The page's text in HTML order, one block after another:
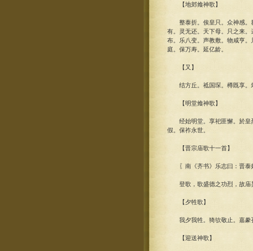
【地郊飨神歌】
整泰折。俟皇只。众神感。
有。灵无还。天下母。只之来
布。乐八变。声教敷。物咸亨
庭。保万寿。延亿龄。
【又】
结方丘。祗国琛。樽既享。俎
【明堂飨神歌】
经始明堂。享祀匪懈。於皇
假。保祚永世。
【晋宗庙歌十一首】
〖南《齐书》乐志曰：晋泰始
登歌，歌盛德之功烈，故庙异
【夕牲歌】
我夕我牲。猗欤敬止。嘉豢孔
【迎送神歌】